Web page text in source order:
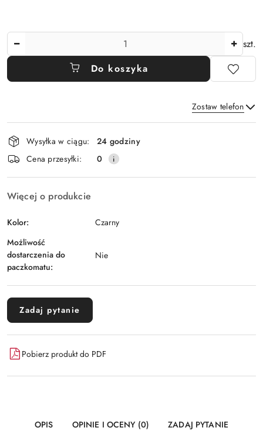
szt.
Do koszyka
Zostaw telefon
Wyślij
Dostępność
i
dostawa
Wysyłka w ciągu:
24 godziny
Cena przesyłki:
0
Więcej o produkcie
Kolor:
Czarny
Możliwość
dostarczenia do
paczkomatu:
Nie
Zadaj pytanie
Pobierz produkt do PDF
OPIS OPINIE I OCENY (0) ZADAJ PYTANIE